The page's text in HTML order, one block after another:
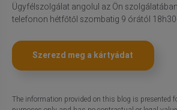
Ügyfélszolgálat angolul az Ön
telefonon hétfőtől szombatig 9 órától
Szerezd meg a kártyádat
The information provided on this blog is presented